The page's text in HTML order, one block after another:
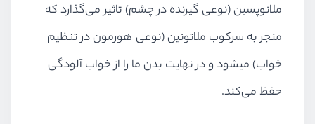
ملانوپسین (نوعی گیرنده در چشم) تاثیر می‌گذارد که
منجر به سرکوب ملاتونین (نوعی هورمون در تنظیم
خواب) میشود و در نهایت بدن ما را از خواب آلودگی
حفظ می‌کند.